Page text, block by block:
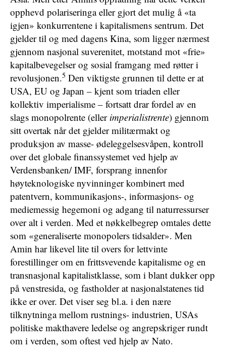
opphevd polariseringa eller gjort det mulig å «ta
igjen» konkurrentene i kapitalismens sentrum. Det
gjelder til og med dagens Kina, som ligger nærmest
gjennom nasjonal suverenitet, motstand mot «frie»
kapitalbevegelser og sosial framgang med røtter i
revolusjonen.5 Den viktigste grunnen til dette er at
USA, EU og Japan – kjent som triaden eller
kollektiv imperialisme – fortsatt drar fordel av en
slags monopolrente (eller imperialistrente) gjennom
sitt overtak når det gjelder militærmakt og
produksjon av masse- ødeleggelsesvåpen, kontroll
over det globale finanssystemet ved hjelp av
Verdensbanken/ IMF, forsprang innenfor
høyteknologiske nyvinninger kombinert med
patentvern, kommunikasjons-, informasjons- og
mediemessig hegemoni og adgang til naturressurser
over alt i verden. Med et nøkkelbegrep omtales dette
som «generaliserte monopolers tidsalder». Men
Amin har likevel lite til overs for lettvinte
forestillinger om en frittsvevende kapitalisme og en
transnasjonal kapitalistklasse, som i blant dukker opp
på venstresida, og fastholder at nasjonalstatenes tid
ikke er over. Det viser seg bl.a. i den nære
tilknytninga mellom rustnings- industrien, USAs
politiske makthavere ledelse og angrepskriger rundt
om i verden, som oftest ved hjelp av Nato.